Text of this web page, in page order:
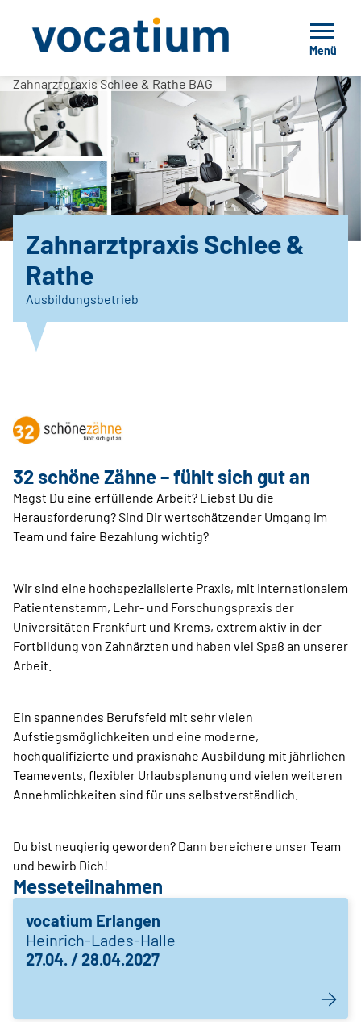
Menü
Zahnarztpraxis Schlee & Rathe BAG
Zahnarztpraxis Schlee &
Rathe
Ausbildungsbetrieb
32 schöne Zähne – fühlt sich gut an
Magst Du eine erfüllende Arbeit? Liebst Du die
Herausforderung? Sind Dir wertschätzender Umgang im
Team und faire Bezahlung wichtig?
Wir sind eine hochspezialisierte Praxis, mit internationalem
Patientenstamm, Lehr- und Forschungspraxis der
Universitäten Frankfurt und Krems, extrem aktiv in der
Fortbildung von Zahnärzten und haben viel Spaß an unserer
Arbeit.
Ein spannendes Berufsfeld mit sehr vielen
Aufstiegsmöglichkeiten und eine moderne,
hochqualifizierte und praxisnahe Ausbildung mit jährlichen
Teamevents, flexibler Urlaubsplanung und vielen weiteren
Annehmlichkeiten sind für uns selbstverständlich.
Du bist neugierig geworden? Dann bereichere unser Team
und bewirb Dich!
Messeteilnahmen
vocatium Erlangen
Heinrich-Lades-Halle
27.04. / 28.04.2027